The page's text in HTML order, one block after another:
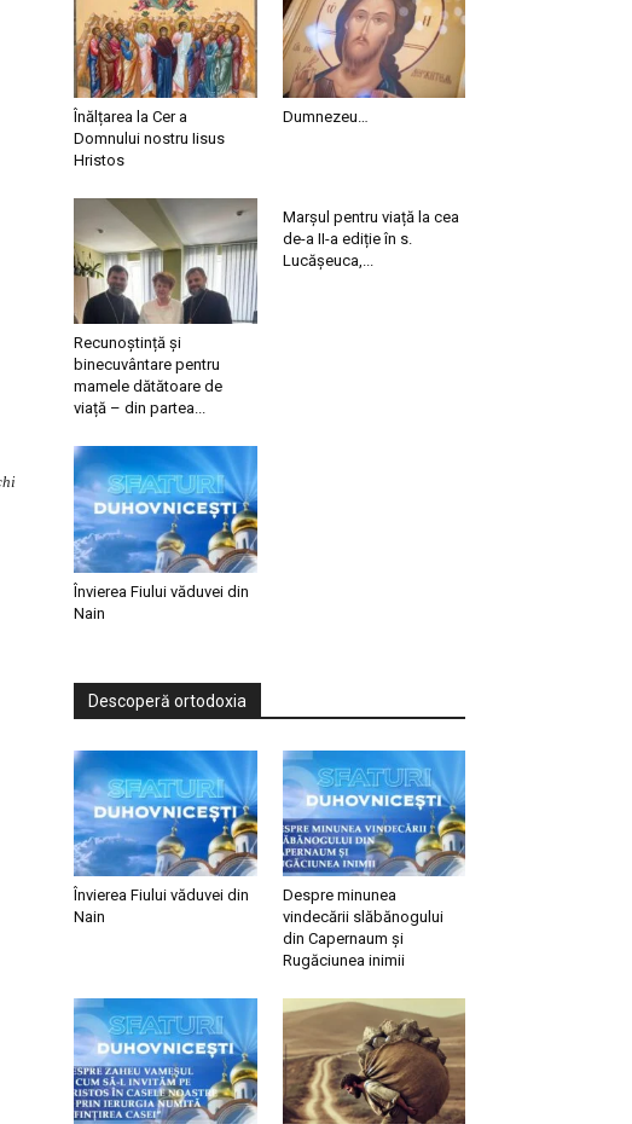
Înălțarea la Cer a
Domnului nostru Iisus
Hristos
Dumnezeu…
Recunoștință și
binecuvântare pentru
mamele dătătoare de
viață – din partea...
Marșul pentru viață la cea
de-a II-a ediție în s.
Lucășeuca,...
Învierea Fiului văduvei din
Nain
Descoperă ortodoxia
Învierea Fiului văduvei din
Nain
Despre minunea
vindecării slăbănogului
din Capernaum și
Rugăciunea inimii